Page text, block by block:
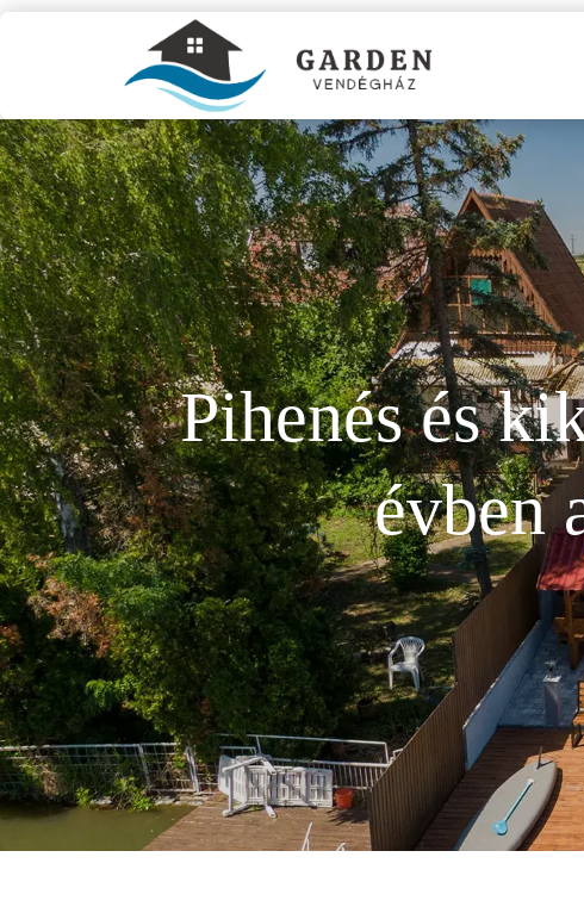
Pihenés és
évben